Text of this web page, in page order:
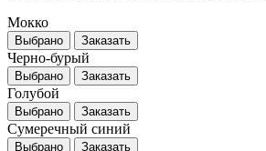
Мокко
Выбрано Заказать
Черно-бурый
Выбрано Заказать
Голубой
Выбрано Заказать
Сумеречный синий
Выбрано Заказать